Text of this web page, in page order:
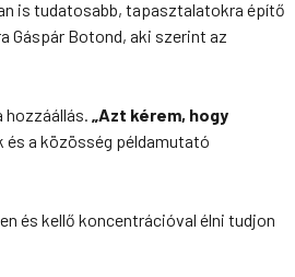
is tudatosabb, tapasztalatokra építő
Gáspár Botond, aki szerint az
hozzáállás. „Azt kérem, hogy
és a közösség példamutató
és kellő koncentrációval élni tudjon